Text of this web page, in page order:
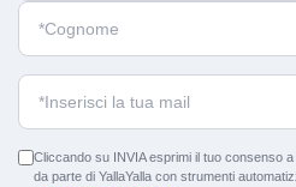
Cliccando su INVIA esprimi il tuo consenso
da parte di YallaYalla con strumenti